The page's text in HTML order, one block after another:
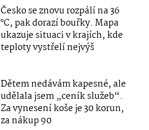
Česko se znovu rozpálí na 36
°C, pak dorazí bouřky. Mapa
ukazuje situaci v krajích, kde
teploty vystřelí nejvýš
Dětem nedávám kapesné, ale
udělala jsem „ceník služeb“.
Za vynesení koše je 30 korun,
za nákup 90